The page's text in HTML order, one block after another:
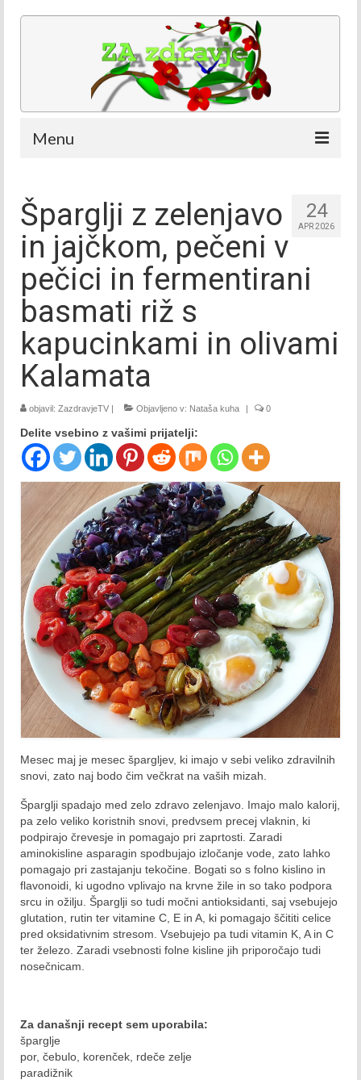
Menu
Ekipa
Ekipa – Nataša Bešter
Ekipa – Ana Bešter Bertoncelj
Ekipa – Dino Bešter
Oddaje
2015
Januar 2015
Februar 2015
Marec 2015
April 2015
Maj 2015
Junij 2015
Julij 2015
Avgust 2015
September 2015
Oktober 2015
December 2015
2016
Januar 2016
Februar 2016
Marec 2016
April 2016
24
APR 2026
Šparglji z zelenjavo
in jajčkom, pečeni v
pečici in fermentirani
basmati riž s
kapucinkami in olivami
Kalamata
objavil: ZazdravjeTV | Objavljeno v: Nataša kuha | 0
Delite vsebino z vašimi prijatelji:
Mesec maj je mesec špargljev, ki imajo v sebi veliko zdravilnih
snovi, zato naj bodo čim večkrat na vaših mizah.
Šparglji spadajo med zelo zdravo zelenjavo. Imajo malo kalorij,
pa zelo veliko koristnih snovi, predvsem precej vlaknin, ki
podpirajo črevesje in pomagajo pri zaprtosti. Zaradi
aminokisline asparagin spodbujajo izločanje vode, zato lahko
pomagajo pri zastajanju tekočine. Bogati so s folno kislino in
flavonoidi, ki ugodno vplivajo na krvne žile in so tako podpora
srcu in ožilju. Šparglji so tudi močni antioksidanti, saj vsebujejo
glutation, rutin ter vitamine C, E in A, ki pomagajo ščititi celice
pred oksidativnim stresom. Vsebujejo pa tudi vitamin K, A in C
ter železo. Zaradi vsebnosti folne kisline jih priporočajo tudi
nosečnicam.
Za današnji recept sem uporabila:
šparglje
por, čebulo, korenček, rdeče zelje
paradižnik